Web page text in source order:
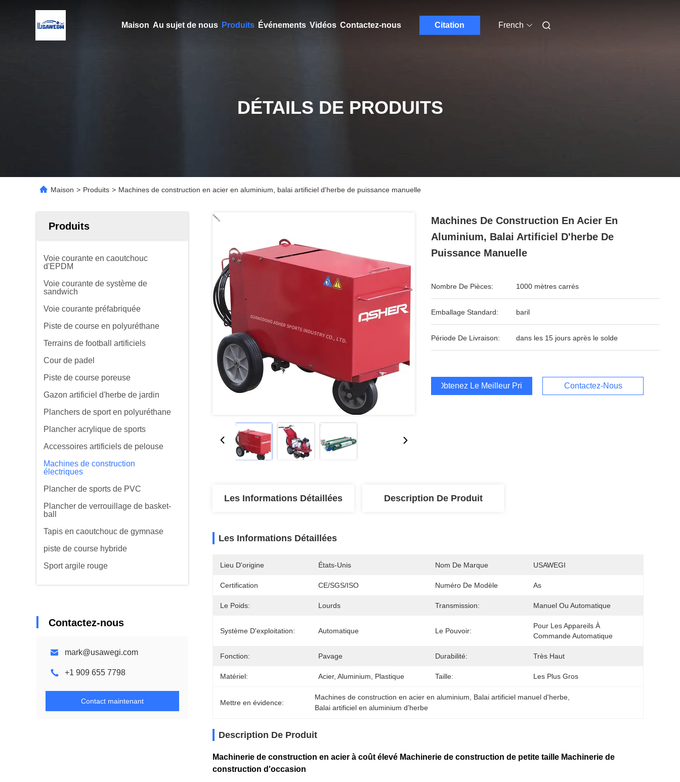
Maison Au sujet de nous Produits Événements Vidéos Contactez-nous Citation French
DÉTAILS DE PRODUITS
Maison > Produits > Machines de construction en acier en aluminium, balai artificiel d'herbe de puissance manuelle
Produits
Voie courante en caoutchouc
d'EPDM
Voie courante de système de
sandwich
Voie courante préfabriquée
Piste de course en polyuréthane
Terrains de football artificiels
Cour de padel
Piste de course poreuse
Gazon artificiel d'herbe de jardin
Planchers de sport en polyuréthane
Plancher acrylique de sports
Accessoires artificiels de pelouse
Machines de construction
électriques
Plancher de sports de PVC
Plancher de verrouillage de basket-
ball
Tapis en caoutchouc de gymnase
piste de course hybride
Sport argile rouge
Contactez-nous
mark@usawegi.com
+1 909 655 7798
Contact maintenant
Machines De Construction En Acier En
Aluminium, Balai Artificiel D'herbe De
Puissance Manuelle
Nombre De Pièces: 1000 mètres carrés
Emballage Standard: baril
Période De Livraison: dans les 15 jours après le solde
Obtenez Le Meilleur Prix Contactez-Nous
Les Informations Détaillées Description De Produit
Les Informations Détaillées
Lieu D'origine États-Unis Nom De Marque USAWEGI
Certification CE/SGS/ISO Numéro De Modèle As
Le Poids: Lourds Transmission: Manuel Ou Automatique
Système D'exploitation: Automatique Le Pouvoir:
Pour Les Appareils À
Commande Automatique
Fonction: Pavage Durabilité: Très Haut
Matériel: Acier, Aluminium, Plastique Taille: Les Plus Gros
Mettre en évidence:
Machines de construction en acier en aluminium Balai artificiel manuel d'herbe
Balai artificiel en aluminium d'herbe
Description De Produit
Machinerie de construction en acier à coût élevé Machinerie de construction de petite taille Machinerie de
construction d'occasion